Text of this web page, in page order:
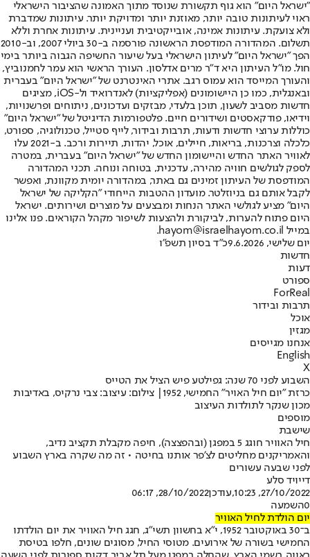
"ישראל היום" הוא גוף תקשורת שנוסד מתוך האמונה שהציבור הישראלי
ראוי לעיתונות טובה יותר, מאוזנת יותר ומדויקת יותר. עיתונות שמדברת
ולא צועקת. עיתונות אמינה, אובייקטיבית ועניינית. עיתונות אחרת וללא
תשלום. המהדורה המודפסת הראשונה פורסמה ב-30 ביולי 2007, וב-2010
הפך "ישראל היום" לעיתון הישראלי בעל שיעור החשיפה הגבוה ביותר בימי
חול. מו"ל העיתון היא ד"ר מרים אדלסון. העורך הראשי הוא עמר לחמנוביץ,
והעורך המייסד הוא עמוס רגב. אתרי האינטרנט של "ישראל היום" בעברית
ובאנגלית, כמו כן היישומונים (אפליקציות) לאנדרואיד ול-iOS, מציגים
חדשות מסביב לשעון, תוכן בלעדי, מבזקים ועדכונים, ניתוחים ופרשנויות,
וידיאו, פודקאסטים ושידורים חיים. פלטפורמות הדיגיטל של "ישראל היום"
כוללות ערוצי חדשות ודעות, תרבות ובידור, לייף סטייל, טכנולוגיה, ספורט,
כלכלה וצרכנות, בריאות, חיילים, אוכל, יהדות, תיירות ורכב. ב-2021 עלו
לאוויר האתר החדש והיישומון החדש של "ישראל היום" בעברית, במטרה
לספק לגולשים חוויה מהירה, עדכנית, בטוחה ונוחה. תכני המהדורה
המודפסת של העיתון זמינים גם באתר, במהדורה יומית מקוונת, ואפשר
לקבל אותם גם בניוזלטר. מועדון ההטבות הייחודי "הקליקה של ישראל
היום" מציע לגולשי האתר הנחות ומבצעים על מוצרים ושירותים. ישראל
היום פתוח להערות, לביקורת ולהצעות לשיפור מקהל הקוראים. פנו אלינו
במייל hayom@israelhayom.co.il.
יום שלישי, 9.6.2026
כ"ד בסיון תשפ"ו
חדשות
דעות
ספורט
ForReal
תרבות ובידור
אוכל
מגזין
אנחנו מגייסים
English
X
השבוע לפני 70 שנה: גפילטע פיש הציל את הטייס
כרזת "יום חיל האויר" החמישי, 1952| צילום: עיצוב: צבי נרקיס, באדיבות
מכון שנקר לתולדות העיצוב
מוספים
שישבת
חיל האוויר חוגג 5 במפגן (ובהפצצה), חיפה מקבלת תקציב נדיב,
והאמריקנים מחליטים לצ'פר אותנו בחיטה • זה מה שקרה בארץ השבוע
לפני שבעה עשורים
דייויד סלע
27/10/2022, 10:23
,עודכן28/10/2022, 06:17
0השמעה
יום הולדת לחיל האוויר
ב־30 באוקטובר 1952, י"א בחשוון תשי"ג, חגג חיל האוויר את יום הולדתו
החמישי בשורה של אירועים. מטוסי החיל, מסוגים שונים, חלפו בטיסת